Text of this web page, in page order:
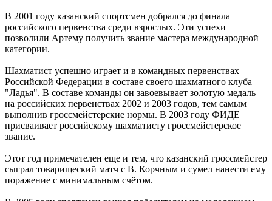
В 2001 году казанский спортсмен добрался до финала
российского первенства среди взрослых. Эти успехи
позволили Артему получить звание мастера международной
категории.
Шахматист успешно играет и в командных первенствах
Российской Федерации в составе своего шахматного клуба
"Ладья". В составе команды он завоевывает золотую медаль
на российских первенствах 2002 и 2003 годов, тем самым
выполнив гроссмейстерские нормы. В 2003 году ФИДЕ
присваивает российскому шахматисту гроссмейстерское
звание.
Этот год примечателен еще и тем, что казанский гроссмейстер
сыграл товарищеский матч с В. Корчным и сумел нанести ему
поражение с минимальным счётом.